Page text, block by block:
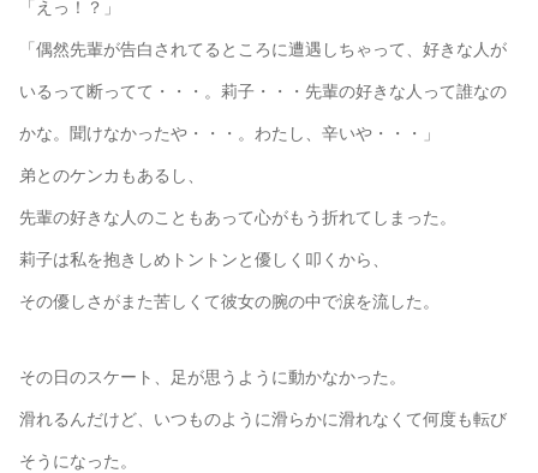
「えっ！？」
「偶然先輩が告白されてるところに遭遇しちゃって、好きな人が
いるって断ってて・・・。莉子・・・先輩の好きな人って誰なの
かな。聞けなかったや・・・。わたし、辛いや・・・」
弟とのケンカもあるし、
先輩の好きな人のこともあって心がもう折れてしまった。
莉子は私を抱きしめトントンと優しく叩くから、
その優しさがまた苦しくて彼女の腕の中で涙を流した。
その日のスケート、足が思うように動かなかった。
滑れるんだけど、いつものように滑らかに滑れなくて何度も転び
そうになった。